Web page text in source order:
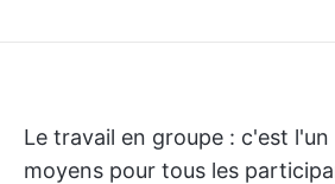
Le travail en groupe : c'est l'un
moyens pour tous les